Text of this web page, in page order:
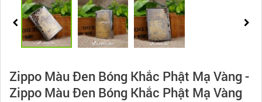
Zippo Màu Đen Bóng Khắc Phật Mạ Vàng -
Zippo Màu Đen Bóng Khắc Phật Mạ Vàng